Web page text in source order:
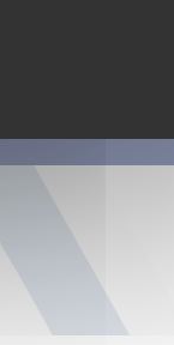
recontacter, pour